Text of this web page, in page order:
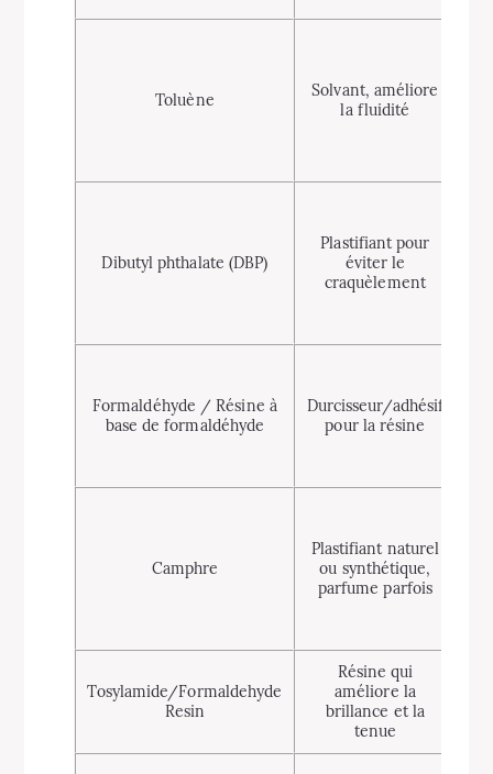
Toluène
Solvant, améliore
la fluidité
Dibutyl phthalate (DBP)
Plastifiant pour
éviter le
craquèlement
Formaldéhyde / Résine à
base de formaldéhyde
Durcisseur/adhésif
pour la résine
Camphre
Plastifiant naturel
ou synthétique,
parfume parfois
Tosylamide/Formaldehyde
Resin
Résine qui
améliore la
brillance et la
tenue